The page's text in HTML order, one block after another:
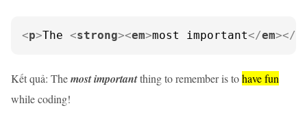
<p>The <strong><em>most important</em></
Kết quả: Themost importantthing to remember is tohave fun
while coding!